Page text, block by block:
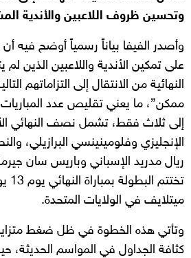
وتحسين ظروف اللاعبين والأندية
وأصدر الفيفا بياناً رسمياً أوضح فيه أن
على تمكين الأندية واللاعبين الذين لم
النهائية من الانتقال إلى التزاماتهم
ممكن”، ما يعني تقليص عدد
إلى ثلاث فقط، تشمل نصف النهائي
الإنجليزي وفلومينينسي البرازيلي،
ريال مدريد الإسباني وباريس سان
ميتلايف في الولايات المتحدة.
وتأتي هذه الخطوة في ظل ضغط
كثافة الجداول في المواسم الحديثة،